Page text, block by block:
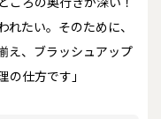
たい。そのために、
え、ブラッシュアップ
仕方です」